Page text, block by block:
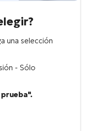
una selección
- Sólo
prueba".